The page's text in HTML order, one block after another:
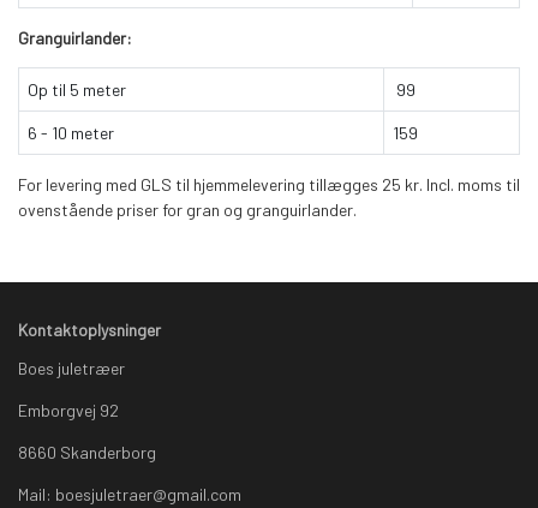
Granguirlander:
Op til 5 meter 99
6 - 10 meter 159
For levering med GLS til hjemmelevering tillægges 25 kr. Incl. moms til
ovenstående priser for gran og granguirlander.
Kontaktoplysninger
Boes juletræer
Emborgvej 92
8660 Skanderborg
Mail: boesjuletraer@gmail.com